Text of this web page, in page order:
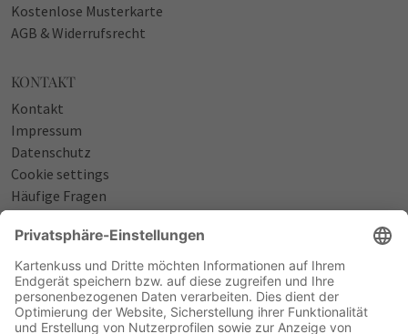
Kostenlose Musterkarte
AGB & Widerrufsrecht
KONTAKT
Kontakt
Impressum
Datenschutz
Cookie settings
Häufige Fragen
NÜTZLICHES
Sprüche zur Geburt
Einladungstexte zum Geburtstag